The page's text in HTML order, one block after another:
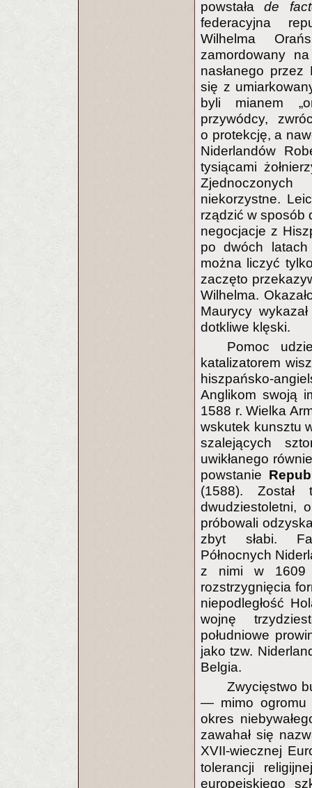
powstałade
federacyjna
Wilhelma
zamordowany
nasłanego
się z
byli mianem
przywódcy,
o protekcję, a
Niderlandów
tysiącami
niekorzystne.
rządzić w sposób
negocjacje z
po dwóch
można liczyć
zaczęto
Wilhelma.
Maurycy
dotkliwe klęski.
Pomoc
katalizatorem
hiszpańsko-
Anglikom swoją
1588 r. Wielka
wskutek kunsztu
szalejących
uwikłanego
powstanie
(1588). Został
dwudziestoletni,
próbowali
zbyt słabi.
Północnych
z nimi w 1609
rozstrzygnięcia
niepodległość
wojnę
południowe
jako tzw.
Belgia.
Zwycięstwo
— mimo ogromu
okres
zawahał się
XVII-wiecznej
tolerancji
europejskiego